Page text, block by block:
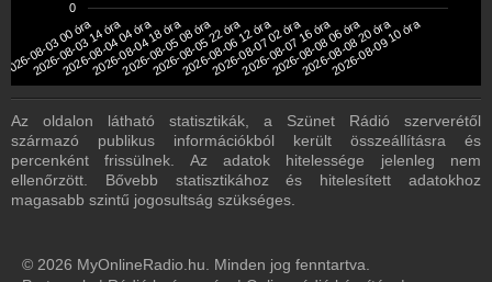
2026-08-03 00 óra
2026-08-03 14 óra
2026-08-04 04 óra
2026-08-04 18 óra
2026-08-05 08 óra
2026-08-05 22 óra
2026-08-06 12 óra
2026-08-07 02 óra
2026-08-07 16 óra
2026-08-08 06 óra
2026-08-08 20 óra
2026-08-09 10 óra
0
Az oldalon látható statisztikák, a Szünet Rádió szerverétől
származó publikus információkból került összeállításra és
percenként frissülnek. Az adatok hitelessége jelenleg nem
ellenőrzött. Bővebb statisztikához és hitelesített adatokhoz
magasabb szintű jogosultság szükséges.
© 2026 MyOnlineRadio.hu. Minden jog fenntartva.